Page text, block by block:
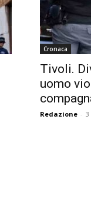
Cronaca
Tivoli.
uomo
Redazione - 3